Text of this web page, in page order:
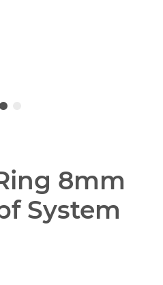
8mm
System